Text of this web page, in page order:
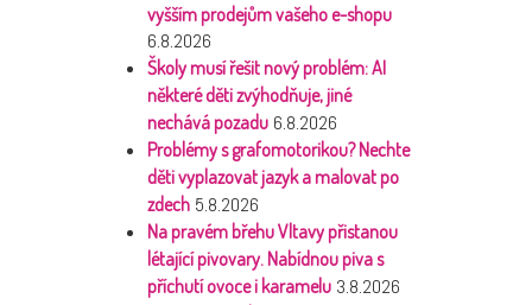
vyšším prodejům vašeho e-shopu
6.8.2026
Školy musí řešit nový problém: AI
některé děti zvýhodňuje, jiné
nechává pozadu 6.8.2026
Problémy s grafomotorikou? Nechte
děti vyplazovat jazyk a malovat po
zdech 5.8.2026
Na pravém břehu Vltavy přistanou
létající pivovary. Nabídnou piva s
příchutí ovoce i karamelu 3.8.2026